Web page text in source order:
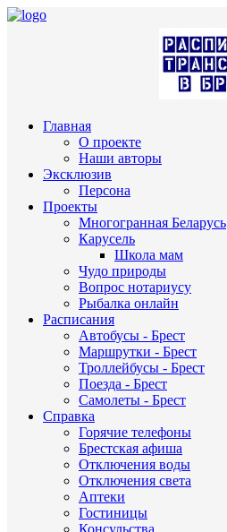
Главная
О проекте
Наши авторы
Эксклюзив
Персона
Проекты
Многогранная Беларусь
Карусель
Школа мам
Чудо природы
Вопрос нотариусу
Рыбалка онлайн
Расписания
Автобусы - Брест
Маршрутки - Брест
Троллейбусы - Брест
Поезда - Брест
Самолеты - Брест
Справка
Горячие телефоны
Брестская афиша
Отключения воды
Отключения света
Аптеки
Гостиницы
Консульства